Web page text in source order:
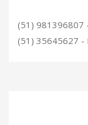
(51) 981396807
(51) 35645627 -